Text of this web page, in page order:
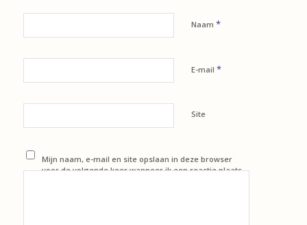
Naam *
E-mail *
Site
Mijn naam, e-mail en site opslaan in deze browser
voor de volgende keer wanneer ik een reactie plaats.